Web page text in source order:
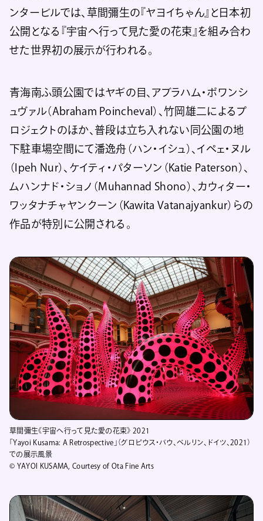
ンタービルでは、草間彌生の『ヤヨイちゃん』と日本初
公開となる『宇宙へ行って見た愛の花束』を組み合わ
せた世界初の展示が行われる。
青海南ふ頭公園ではヤギの目、アブラハム・ポワンシ
ュヴァル（Abraham Poincheval）、竹岡雄二によるプ
ロジェクトのほか、普段は立ち入れない同公園の地
下駐車場空間にて潘逸舟（ハン・イシュ）、イペェ・ヌル
（Ipeh Nur）、ケイティ・パターソン（Katie Paterson）、
ムハンナド・ショノ（Muhannad Shono）、カウィター・
ワッタナチャヤンクーン（Kawita Vatanajyankur）らの
作品が特別に公開される。
草間彌生《宇宙へ行って見た愛の花束》 2021
「Yayoi Kusama: A Retrospective」（グロピウス・バウ、ベルリン、ドイツ、2021）
での展示風景
© YAYOI KUSAMA, Courtesy of Ota Fine Arts